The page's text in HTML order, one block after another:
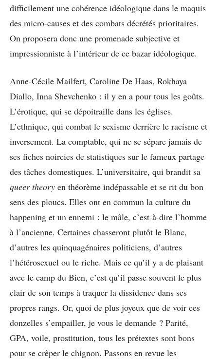
difficilement une cohérence idéologique dans le maquis
des micro-causes et des combats décrétés prioritaires.
On proposera donc une promenade subjective et
impressionniste à l’intérieur de ce bazar idéologique.
Anne-Cécile Mailfert, Caroline De Haas, Rokhaya
Diallo, Inna Shevchenko : il y en a pour tous les goûts.
L’érotique, qui se dépoitraille dans les églises.
L’ethnique, qui combat le sexisme derrière le racisme et
inversement. La comptable, qui ne se sépare jamais de
ses fiches noircies de statistiques sur le fameux partage
des tâches domestiques. L’universitaire, qui brandit sa
queer theory en théorème indépassable et se rit du bon
sens des ploucs. Elles ont en commun la culture du
happening et un ennemi : le mâle, c’est-à-dire l’homme
à l’ancienne. Certaines chasseront plutôt le Blanc,
d’autres les quinquagénaires politiciens, d’autres
l’hétérosexuel ou le riche. Mais ce qu’il y a de plaisant
avec le camp du Bien, c’est qu’il passe souvent le plus
clair de son temps à traquer la dissidence dans ses
propres rangs. Or, quoi de plus joyeux que de voir ces
donzelles s’empailler, je vous le demande ? Parité,
GPA, voile, prostitution, tous les prétextes sont bons
pour se crêper le chignon. Passons en revue les